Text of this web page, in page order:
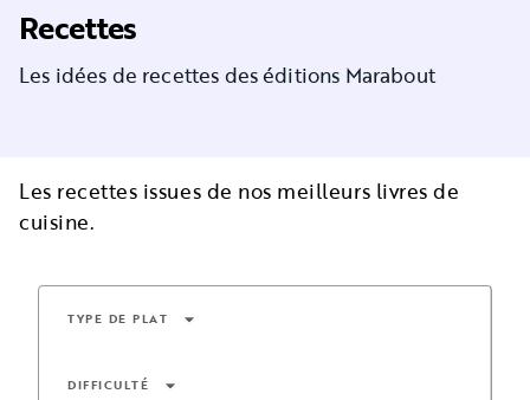
Recettes
Les idées de recettes des éditions Marabout
Les recettes issues de nos meilleurs livres de
cuisine.
TYPE DE PLAT arrow_drop_down
DIFFICULTÉ arrow_drop_down